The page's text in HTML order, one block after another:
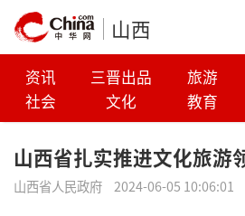
山西
资讯 三晋出品 旅游
社会
文化 教育
山西省扎实推进文化旅游
山西省人民政府 2024-06-05 10:06:01